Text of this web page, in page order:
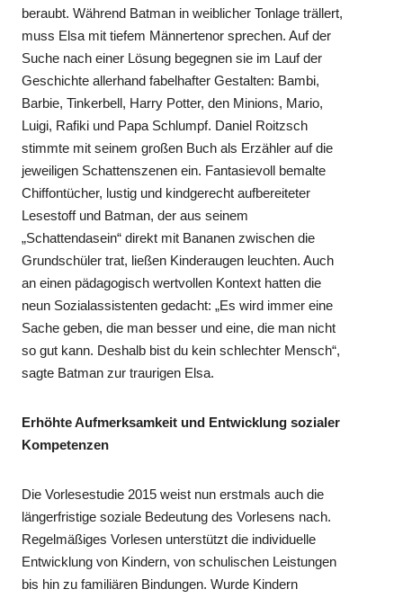
beraubt. Während Batman in weiblicher Tonlage trällert,
muss Elsa mit tiefem Männertenor sprechen. Auf der
Suche nach einer Lösung begegnen sie im Lauf der
Geschichte allerhand fabelhafter Gestalten: Bambi,
Barbie, Tinkerbell, Harry Potter, den Minions, Mario,
Luigi, Rafiki und Papa Schlumpf. Daniel Roitzsch
stimmte mit seinem großen Buch als Erzähler auf die
jeweiligen Schattenszenen ein. Fantasievoll bemalte
Chiffontücher, lustig und kindgerecht aufbereiteter
Lesestoff und Batman, der aus seinem
„Schattendasein“ direkt mit Bananen zwischen die
Grundschüler trat, ließen Kinderaugen leuchten. Auch
an einen pädagogisch wertvollen Kontext hatten die
neun Sozialassistenten gedacht: „Es wird immer eine
Sache geben, die man besser und eine, die man nicht
so gut kann. Deshalb bist du kein schlechter Mensch“,
sagte Batman zur traurigen Elsa.
Erhöhte Aufmerksamkeit und Entwicklung sozialer
Kompetenzen
Die Vorlesestudie 2015 weist nun erstmals auch die
längerfristige soziale Bedeutung des Vorlesens nach.
Regelmäßiges Vorlesen unterstützt die individuelle
Entwicklung von Kindern, von schulischen Leistungen
bis hin zu familiären Bindungen. Wurde Kindern